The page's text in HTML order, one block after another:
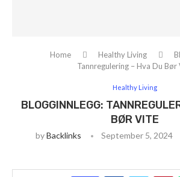
Home Healthy Living
Tannregulering – Hva Du Bør
Healthy Living
BLOGGINNLEGG:
BØR VITE
byBacklinks September 5, 2024